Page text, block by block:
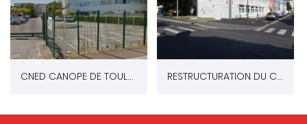
CNED CANOPE DE TOULOUSE (31) RESTRUCTURATION DU CCAS DE TOURS (37)